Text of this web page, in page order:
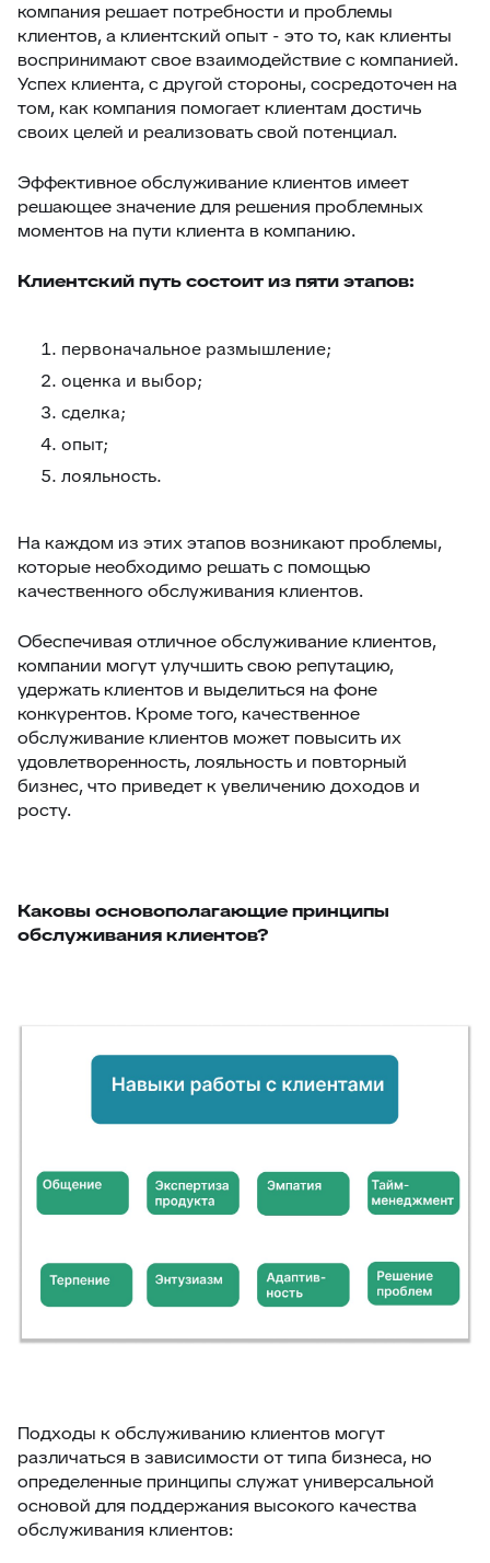
компания решает потребности и проблемы
клиентов, а клиентский опыт - это то, как клиенты
воспринимают свое взаимодействие с компанией.
Успех клиента, с другой стороны, сосредоточен на
том, как компания помогает клиентам достичь
своих целей и реализовать свой потенциал.
Эффективное обслуживание клиентов имеет
решающее значение для решения проблемных
моментов на пути клиента в компанию.
Клиентский путь состоит из пяти этапов:
первоначальное размышление;
оценка и выбор;
сделка;
опыт;
лояльность.
На каждом из этих этапов возникают проблемы,
которые необходимо решать с помощью
качественного обслуживания клиентов.
Обеспечивая отличное обслуживание клиентов,
компании могут улучшить свою репутацию,
удержать клиентов и выделиться на фоне
конкурентов. Кроме того, качественное
обслуживание клиентов может повысить их
удовлетворенность, лояльность и повторный
бизнес, что приведет к увеличению доходов и
росту.
Каковы основополагающие принципы
обслуживания клиентов?
Подходы к обслуживанию клиентов могут
различаться в зависимости от типа бизнеса, но
определенные принципы служат универсальной
основой для поддержания высокого качества
обслуживания клиентов: